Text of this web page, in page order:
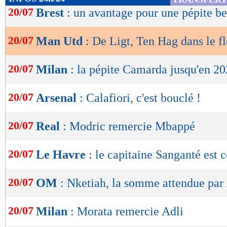
de
OK
20/07 Brest : un avantage pour une pépite
20/07 Man Utd : De Ligt, Ten Hag dans le
20/07 Milan : la pépite Camarda jusqu'en
20/07 Arsenal : Calafiori, c'est bouclé !
20/07 Real : Modric remercie Mbappé
20/07 Le Havre : le capitaine Sanganté est
20/07 OM : Nketiah, la somme attendue par
20/07 Milan : Morata remercie Adli